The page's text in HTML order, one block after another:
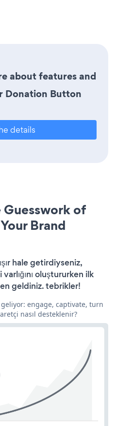
about features and
Donation Button
details
of
Brand
hale getirdiyseniz,
oluştururken ilk
geldiniz. tebrikler!
engage, captivate, turn
nasıl desteklenir?